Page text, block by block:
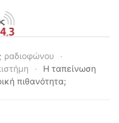
ραδιοφώνου
Η ταπείνωση
πιθανότητα;